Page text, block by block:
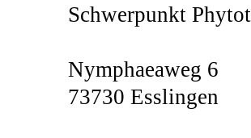
Schwerpunkt
Nymphaeaweg 6
73730 Esslingen